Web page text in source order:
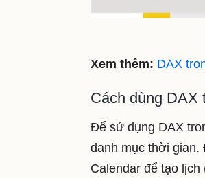
Xem thêm: DAX
Cách dùng DAX
Để sử dụng DAX
danh mục thời gian.
Calendar để tạo